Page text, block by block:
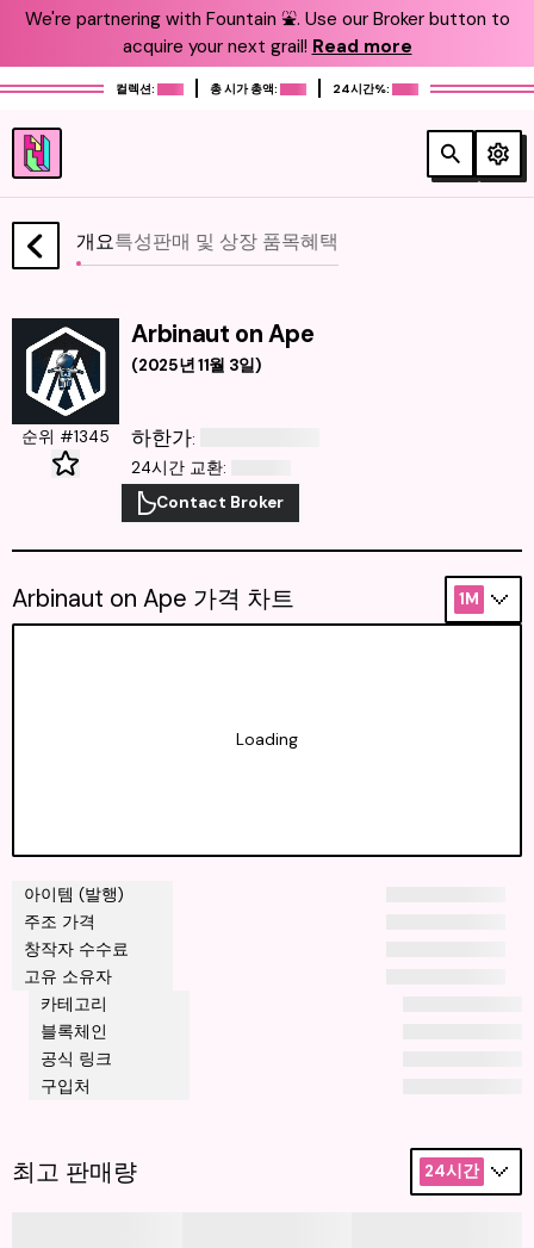
We're partnering with Fountain ⛲️. Use our Broker button to
acquire your next grail! Read more
컬렉션: 총 시가 총액: 24시간%:
개요특성판매 및 상장 품목혜택
Arbinaut on Ape
(2025년 11월 3일)
순위 #1345 하한가:
24시간 교환:
Contact Broker
아이템 (발행)
주조 가격
창작자 수수료
고유 소유자
카테고리
블록체인
공식 링크
구입처
Arbinaut on Ape 가격 차트 1M
Loading
최고 판매량 24시간